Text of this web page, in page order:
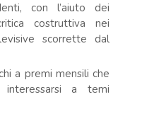
con l’aiuto dei
costruttiva nei
scorrette dal
a premi mensili che
a temi